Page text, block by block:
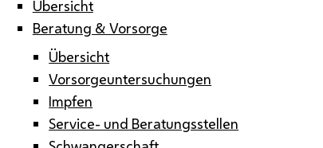
Übersicht
Beratung & Vorsorge
Übersicht
Vorsorgeuntersuchungen
Impfen
Service- und Beratungsstellen